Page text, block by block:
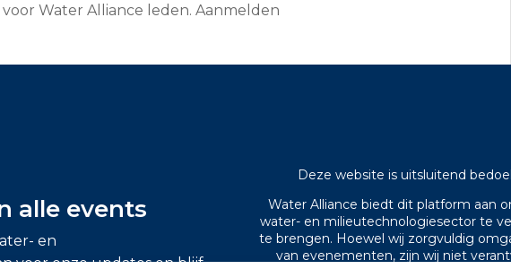
Water Alliance leden. Aanmelden
alle events
en
voor onze updates en blijf
Deze website is uitsluitend
Water Alliance biedt dit platform aan
water- en milieutechnologiesector te
te brengen. Hoewel wij zorgvuldig
van evenementen, zijn wij niet